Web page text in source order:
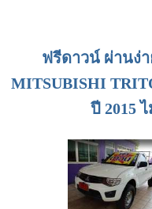
ฟรีดาวน์ ผ่านง่
MITSUBISHI
ปี 2015